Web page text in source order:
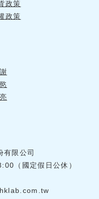
政策
政策
有限公司
（國定假日公休）